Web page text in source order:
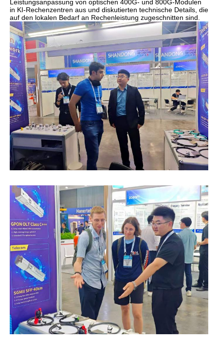
Leistungsanpassung von optischen 400G- und 800G-Modulen
in KI-Rechenzentren aus und diskutierten technische Details, die
auf den lokalen Bedarf an Rechenleistung zugeschnitten sind.